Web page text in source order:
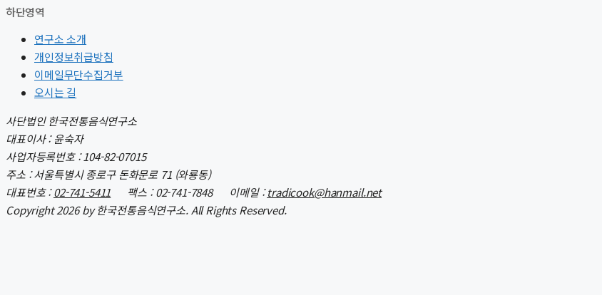
하단영역
연구소 소개
개인정보취급방침
이메일무단수집거부
오시는 길
사단법인 한국전통음식연구소
대표이사 : 윤숙자
사업자등록번호 : 104-82-07015
주소 : 서울특별시 종로구 돈화문로 71 (와룡동)
대표번호 :02-741-5411 팩스 : 02-741-7848 이메일 :tradicook@hanmail.net
Copyright 2026 by 한국전통음식연구소. All Rights Reserved.